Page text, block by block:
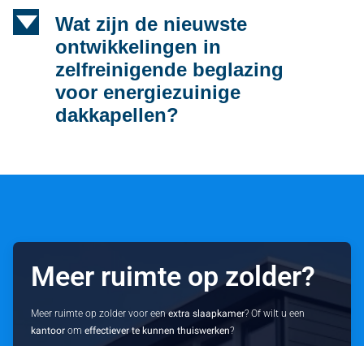
d
Wat zijn de nieuwste
ontwikkelingen in
zelfreinigende beglazing
voor energiezuinige
dakkapellen?
Meer ruimte op zolder?
Meer ruimte op zolder voor eenextra slaapkamer? Of wilt u een
kantoor omeffectiever te kunnen thuiswerken?